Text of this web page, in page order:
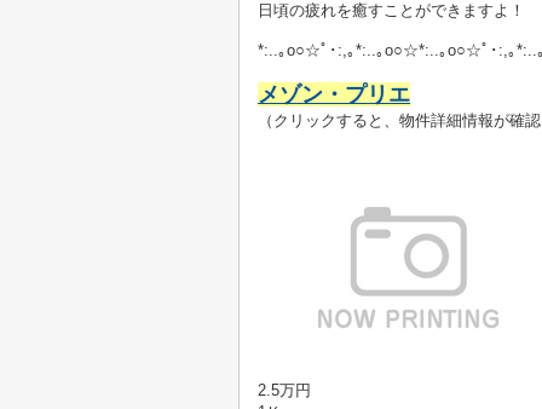
日頃の疲れを癒すことができますよ！
*:..｡o○☆ﾟ･:,｡*:..｡o○☆*:..｡o○☆ﾟ･:,｡
メゾン・プリエ
（クリックすると、物件詳細情報が確
2.5万円